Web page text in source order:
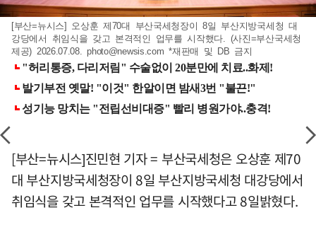
[부산=뉴시스] 오상훈 제70대 부산국세청장이 8일 부산지방국세청 대
강당에서 취임식을 갖고 본격적인 업무를 시작했다. (사진=부산국세청
제공) 2026.07.08.photo@newsis.com *재판매 및 DB 금지
[부산=뉴시스]진민현 기자 = 부산국세청은 오상훈 제70
대 부산지방국세청장이 8일 부산지방국세청 대강당에서
취임식을 갖고 본격적인 업무를 시작했다고 8일밝혔다.